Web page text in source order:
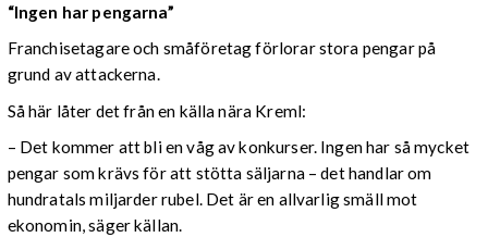
“Ingen har pengarna”
Franchisetagare och småföretag förlorar stora pengar på
grund av attackerna.
Så här låter det från en källa nära Kreml:
– Det kommer att bli en våg av konkurser. Ingen har så mycket
pengar som krävs för att stötta säljarna – det handlar om
hundratals miljarder rubel. Det är en allvarlig smäll mot
ekonomin, säger källan.